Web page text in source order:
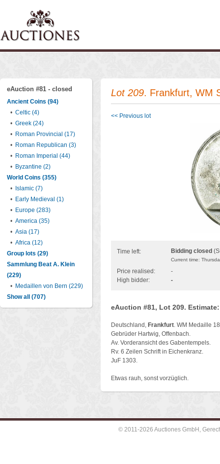
eAuction #81 - closed
Ancient Coins (94)
• Celtic (4)
• Greek (24)
• Roman Provincial (17)
• Roman Republican (3)
• Roman Imperial (44)
• Byzantine (2)
World Coins (355)
•
Islamic (7)
• Early Medieval (1)
• Europe (283)
• America (35)
• Asia (17)
• Africa (12)
Group lots (29)
Sammlung Beat A. Klein
(229)
• Medaillen von Bern (229)
Show all (707)
Lot 209. Frankfurt, WM
<< Previous lot
Time left: Bidding closed
Current time:
Price realised:
-
High bidder:
-
eAuction #81, Lot 209. Estimate:
Deutschland, Frankfurt. WM Medaille
Gebrüder Hartwig, Offenbach.
Av. Vorderansicht des Gabentempels.
Rv. 6 Zeilen Schrift in Eichenkranz.
JuF 1303.
Etwas rauh, sonst vorzüglich.
© 2011-2026 Auctiones GmbH,